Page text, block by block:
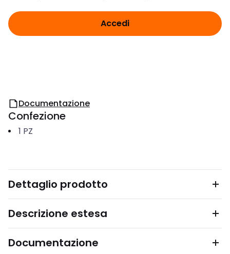
Accedi
Documentazione
Confezione
1 PZ
Dettaglio prodotto
Descrizione estesa
Documentazione